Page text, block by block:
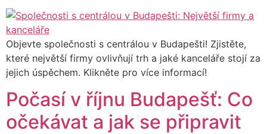
Objevte společnosti s centrálou v Budapešti! Zjistěte,
které největší firmy ovlivňují trh a jaké kanceláře stojí za
jejich úspěchem. Klikněte pro více informací!
Počasí v říjnu Budapešť: Co
očekávat a jak se připravit